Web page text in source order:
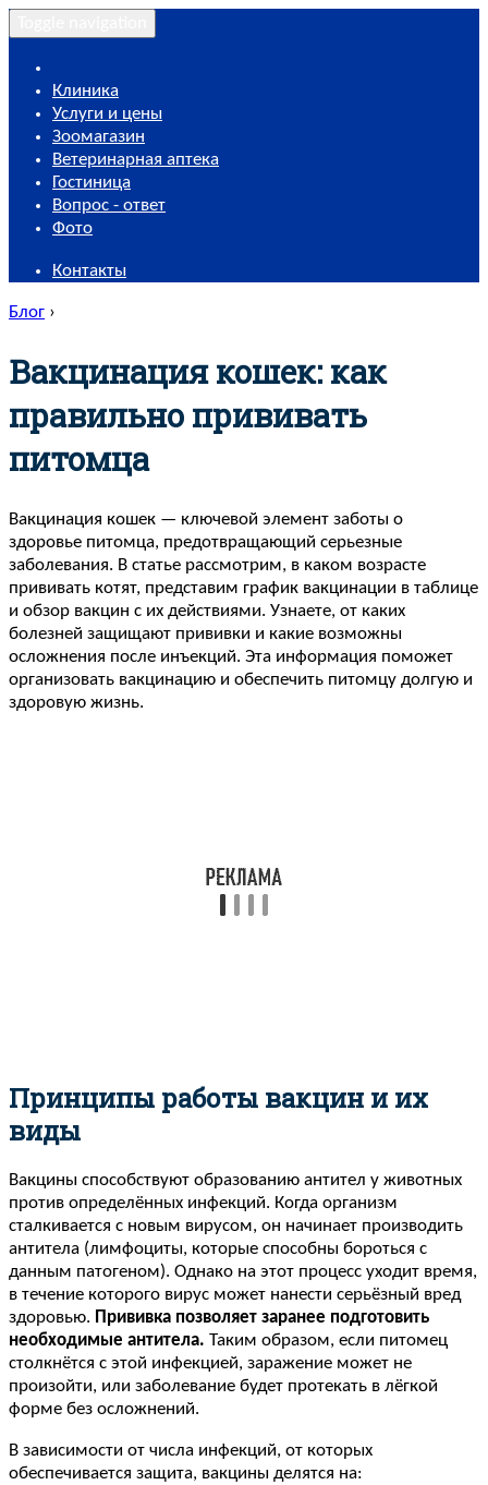
Клиника
Услуги и цены
Зоомагазин
Ветеринарная аптека
Гостиница
Вопрос - ответ
Фото
Контакты
Блог ›
Вакцинация кошек: как
правильно прививать
питомца
Вакцинация кошек — ключевой элемент заботы о
здоровье питомца, предотвращающий серьезные
заболевания. В статье рассмотрим, в каком возрасте
прививать котят, представим график вакцинации в таблице
и обзор вакцин с их действиями. Узнаете, от каких
болезней защищают прививки и какие возможны
осложнения после инъекций. Эта информация поможет
организовать вакцинацию и обеспечить питомцу долгую и
здоровую жизнь.
Принципы работы вакцин и их
виды
Вакцины способствуют образованию антител у животных
против определённых инфекций. Когда организм
сталкивается с новым вирусом, он начинает производить
антитела (лимфоциты, которые способны бороться с
данным патогеном). Однако на этот процесс уходит время,
в течение которого вирус может нанести серьёзный вред
здоровью. Прививка позволяет заранее подготовить
необходимые антитела. Таким образом, если питомец
столкнётся с этой инфекцией, заражение может не
произойти, или заболевание будет протекать в лёгкой
форме без осложнений.
В зависимости от числа инфекций, от которых
обеспечивается защита, вакцины делятся на: